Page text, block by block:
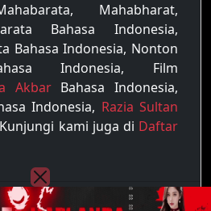
Mahabharat,
Bahasa Indonesia,
Bahasa Indonesia, Nonton
Indonesia, Film
AkbarBahasa Indonesia,
Indonesia, Razia Sultan
kami juga di Daftar
- 2026Raja Film
| All rights